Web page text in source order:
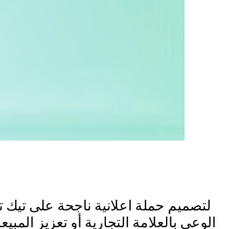
لتصميم حملة اعلانية ناجحة على
الوعي بالعلامة التجارية أو تعزيز